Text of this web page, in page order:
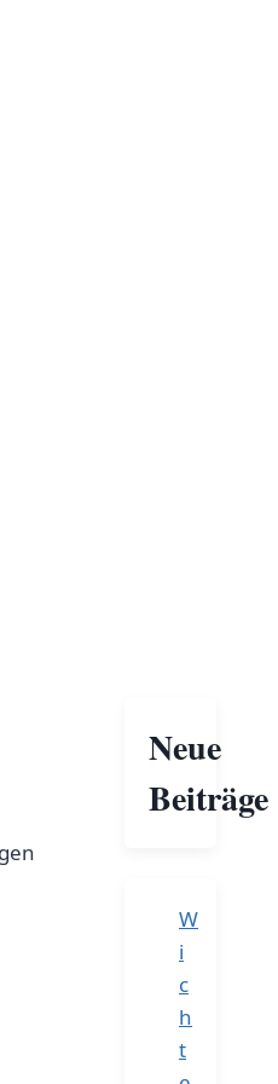
Neue
Beiträge
W
i
c
h
t